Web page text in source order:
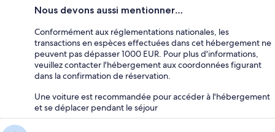
Nous devons aussi mentionner…
Conformément aux réglementations nationales, les
transactions en espèces effectuées dans cet hébergement ne
peuvent pas dépasser 1000 EUR. Pour plus d'informations,
veuillez contacter l'hébergement aux coordonnées figurant
dans la confirmation de réservation.
Une voiture est recommandée pour accéder à l'hébergement
et se déplacer pendant le séjour